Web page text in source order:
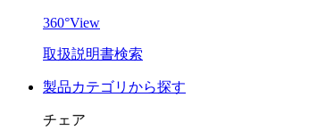
360°View
取扱説明書検索
製品カテゴリから探す
チェア